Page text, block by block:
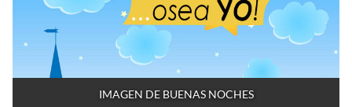
IMAGEN DE BUENAS NOCHES